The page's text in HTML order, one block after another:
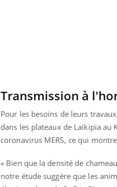
Transmission à
Pour les besoins de leurs
dans les plateaux de Laikipia au
coronavirus MERS, ce qui
« Bien que la densité de
notre étude suggère que les